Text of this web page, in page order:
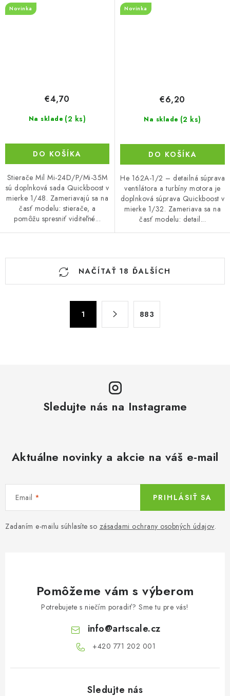
Novinka
Na sklade (2 ks)
€4,70
DO KOŠÍKA
Stierače Mil Mi-24D/P/Mi-35M
sú doplnková sada Quickboost v
mierke 1/48. Zameriavajú sa na
časť modelu: stierače, a
pomôžu spresniť viditeľné...
Novinka
Na sklade (2 ks)
€6,20
DO KOŠÍKA
He 162A-1/2 – detailná súprava
ventilátora a turbíny motora je
doplnková súprava Quickboost v
mierke 1/32. Zameriava sa na
časť modelu: detail...
O
NAČÍTAŤ 18 ĎALŠÍCH
1 883
Sledujte nás na Instagrame
Aktuálne novinky a akcie na váš e-mail
Email
Zadaním e-mailu súhlasíte so zásadami ochrany osobných údajov.
PRIHLÁSIŤ SA
Pomôžeme vám s výberom
Potrebujete s niečím poradiť? Sme tu pre vás!
info@artscale.cz
+420 771 202 001​